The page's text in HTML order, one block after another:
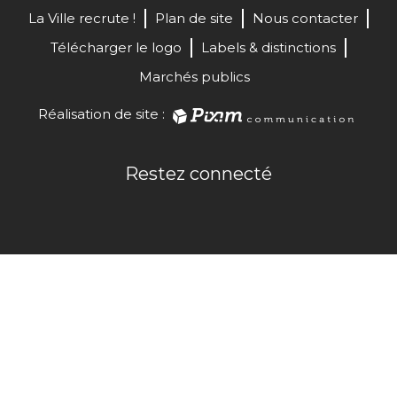
La Ville recrute !
Plan de site
Nous contacter
Télécharger le logo
Labels & distinctions
Marchés publics
Réalisation de site :
Restez connecté